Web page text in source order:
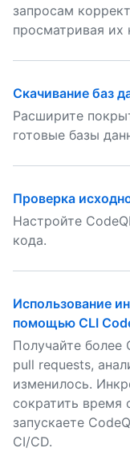
запросам
просматривая их
Скачивание баз
Расширите
готовые базы
Проверка
Настройте
кода.
Использование
помощью CLI
Получайте более
pull requests,
изменилось.
сократить время
запускаете
CI/CD.